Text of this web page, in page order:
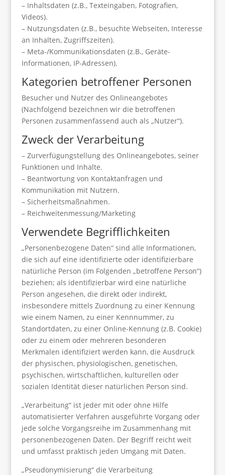
– Inhaltsdaten (z.B., Texteingaben, Fotografien,
Videos).
– Nutzungsdaten (z.B., besuchte Webseiten, Interesse
an Inhalten, Zugriffszeiten).
– Meta-/Kommunikationsdaten (z.B., Geräte-
Informationen, IP-Adressen).
Kategorien betroffener Personen
Besucher und Nutzer des Onlineangebotes
(Nachfolgend bezeichnen wir die betroffenen
Personen zusammenfassend auch als „Nutzer“).
Zweck der Verarbeitung
– Zurverfügungstellung des Onlineangebotes, seiner
Funktionen und Inhalte.
– Beantwortung von Kontaktanfragen und
Kommunikation mit Nutzern.
– Sicherheitsmaßnahmen.
– Reichweitenmessung/Marketing
Verwendete Begrifflichkeiten
„Personenbezogene Daten“ sind alle Informationen,
die sich auf eine identifizierte oder identifizierbare
natürliche Person (im Folgenden „betroffene Person“)
beziehen; als identifizierbar wird eine natürliche
Person angesehen, die direkt oder indirekt,
insbesondere mittels Zuordnung zu einer Kennung
wie einem Namen, zu einer Kennnummer, zu
Standortdaten, zu einer Online-Kennung (z.B. Cookie)
oder zu einem oder mehreren besonderen
Merkmalen identifiziert werden kann, die Ausdruck
der physischen, physiologischen, genetischen,
psychischen, wirtschaftlichen, kulturellen oder
sozialen Identität dieser natürlichen Person sind.
„Verarbeitung“ ist jeder mit oder ohne Hilfe
automatisierter Verfahren ausgeführte Vorgang oder
jede solche Vorgangsreihe im Zusammenhang mit
personenbezogenen Daten. Der Begriff reicht weit
und umfasst praktisch jeden Umgang mit Daten.
„Pseudonymisierung“ die Verarbeitung